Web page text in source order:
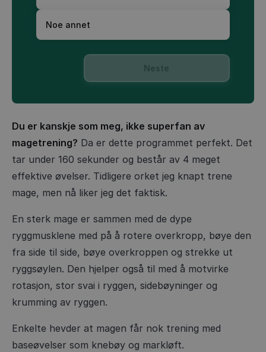
Noe annet
Neste
Du er kanskje som meg, ikke superfan av
magetrening? Da er dette programmet perfekt. Det
tar under 160 sekunder og består av 4 meget
effektive øvelser. Tidligere orket jeg knapt trene
mage, men nå liker jeg det faktisk.
En sterk mage er sammen med de dype
ryggmusklene med på å rotere overkropp, bøye den
fra side til side, bøye overkroppen og strekke ut
ryggsøylen. Den hjelper også til med å motvirke
rotasjon, stor svai i ryggen, sidebøyninger og
krumming av ryggen.
Enkelte hevder at magen får nok trening med
baseøvelser som knebøy og markløft.